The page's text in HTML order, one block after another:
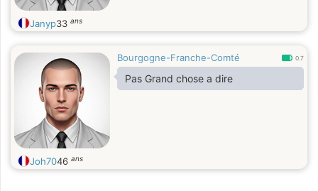
Janyp33 ans
Bourgogne-Franche-Comté 0.7
Pas Grand chose a dire
Joh7046 ans